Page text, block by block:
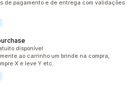
de pagamento e de entrega com validações
disponível
ao carrinho um brinde na compra,
X e leve Y etc.